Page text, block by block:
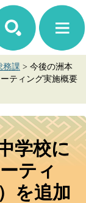
務課 > 今後の洲本
ティング実施概要
学校に
ティ
を追加